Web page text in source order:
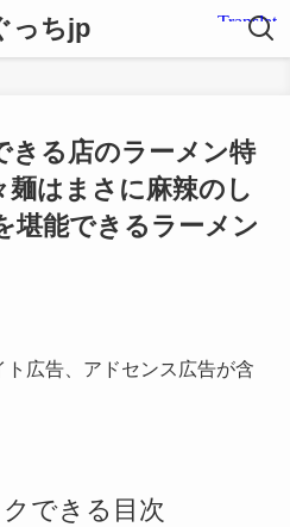
っちjp
きる店のラーメン特
麺はまさに麻辣のし
堪能できるラーメン
広告、アドセンス広告が含
できる目次